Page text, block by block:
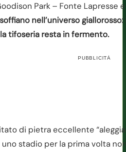
Park – Fonte Lapresse
nell’universo
tifoseria resta in fermento.
PUBBLICITÀ
di pietra eccellente
uno stadio per la prima volta